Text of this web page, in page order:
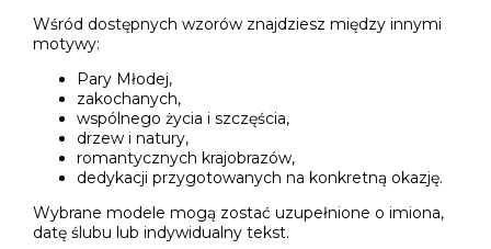
Wśród dostępnych wzorów znajdziesz między innymi
motywy:
Pary Młodej,
zakochanych,
wspólnego życia i szczęścia,
drzew i natury,
romantycznych krajobrazów,
dedykacji przygotowanych na konkretną okazję.
Wybrane modele mogą zostać uzupełnione o imiona,
datę ślubu lub indywidualny tekst.